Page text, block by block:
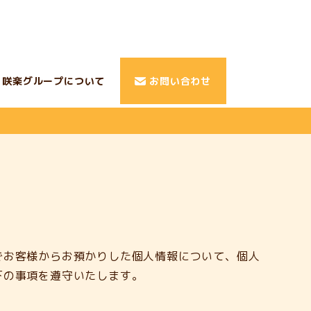
楽グループについて お問い合わせ
客様からお預かりした個人情報について、個人
事項を遵守いたします。